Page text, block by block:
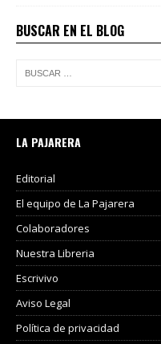
BUSCAR EN EL BLOG
LA PAJARERA
Editorial
El equipo de La Pajarera
Colaboradores
Nuestra Libreria
Escrivivo
Aviso Legal
Política de privacidad